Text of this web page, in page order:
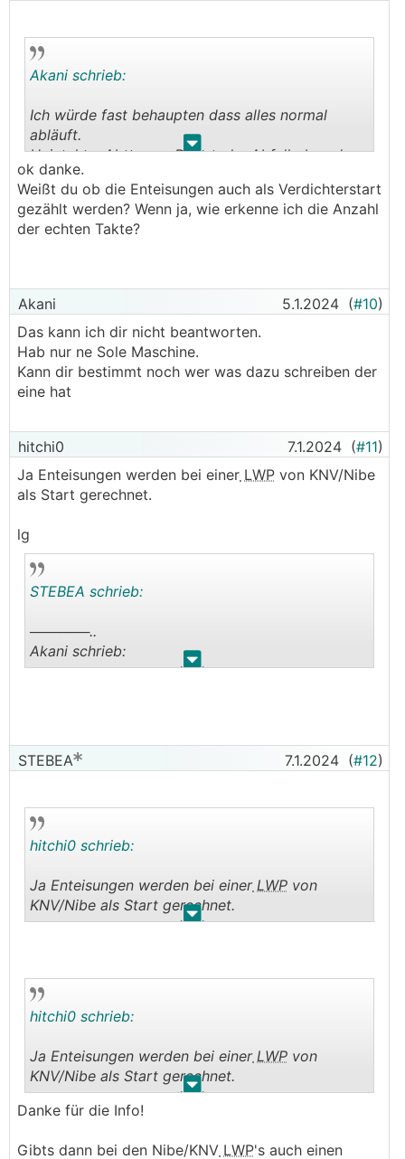
. .
Akani schrieb:
Ich würde fast behaupten dass alles normal
abläuft.
Heiztakte, Abttauen. Der starke Abfall oben der
Gradminuten kann ich mir nur erklären dass ihr
die Leistung nicht gereicht hat weil du ja
begrenzt hast.
At wäre in dem Aspekt noch interessant gewesen
ok danke.
Weißt du ob die Enteisungen auch als Verdichterstart
gezählt werden? Wenn ja, wie erkenne ich die Anzahl
der echten Takte?
Akani 5.1.2024 (#10)
Das kann ich dir nicht beantworten.
Hab nur ne Sole Maschine.
Kann dir bestimmt noch wer was dazu schreiben der
eine hat
hitchi0 7.1.2024 (#11)
Ja Enteisungen werden bei einer LWP von KNV/Nibe
als Start gerechnet.
lg
. .
STEBEA schrieb:
──────..
Akani schrieb:
Gradminuten kann ich mir nur erklären dass ihr
die Leistung nicht gereicht hat weil du ja
At wäre in dem Aspekt noch interessant gewesen
───────────────
Weißt du ob die Enteisungen auch als
Verdichterstart gezählt werden? Wenn ja, wie
STEBEA 7.1.2024 (#12)
. .
hitchi0 schrieb:
Ja Enteisungen werden bei einerLWP von
KNV/Nibe als Start gerechnet.
──────..
STEBEA schrieb:
Akani schrieb:
Ich würde fast behaupten dass alles normal
Heiztakte, Abttauen. Der starke Abfall oben der
. .
hitchi0 schrieb:
Ja Enteisungen werden bei einerLWP von
KNV/Nibe als Start gerechnet.
lg
──────..
Danke für die Info!
Gibts dann bei den Nibe/KNV LWP's auch einen